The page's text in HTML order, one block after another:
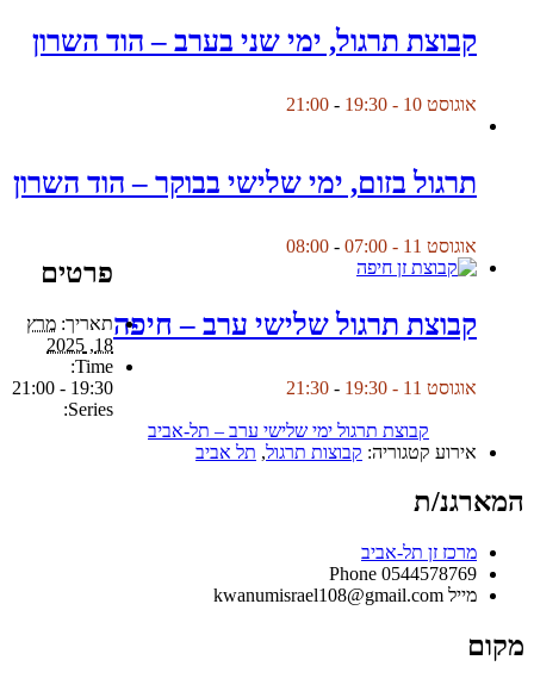
קבוצת תרגול, ימי שני בערב – הוד השרון
אוגוסט 10 - 19:30 -
21:00
תרגול בזום, ימי שלישי בבוקר – הוד השרון
אוגוסט 11 - 07:00 -
08:00
קבוצת תרגול שלישי ערב – חיפה
אוגוסט 11 - 19:30 -
21:30
פרטים
תאריך: מרץ
18, 2025
Time:
19:30 - 21:00
Series:
קבוצת תרגול ימי שלישי ערב – תל-אביב
אירוע קטגוריה: קבוצות תרגול, תל אביב
המארגנ/ת
מרכז זן תל-אביב
Phone 0544578769
מייל kwanumisrael108@gmail.com
מקום